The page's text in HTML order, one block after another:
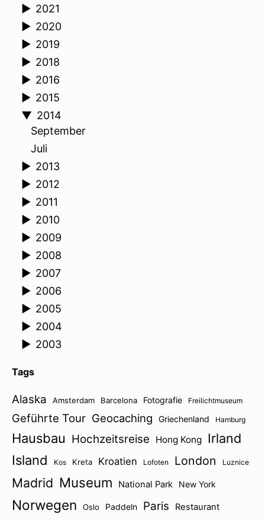
► 2021
► 2020
► 2019
► 2018
► 2016
► 2015
▼ 2014
September
Juli
► 2013
► 2012
► 2011
► 2010
► 2009
► 2008
► 2007
► 2006
► 2005
► 2004
► 2003
Tags
Alaska Amsterdam Barcelona Fotografie Freilichtmuseum
Geführte Tour Geocaching Griechenland Hamburg
Hausbau Hochzeitsreise Hong Kong Irland
Island
Kos Kreta Kroatien Lofoten London Luznice
Madrid Museum National Park New York
Norwegen Oslo Paddeln Paris Restaurant